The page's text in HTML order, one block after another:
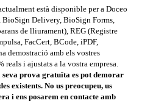
està disponible per a Doceo
Delivery, BioSign Forms,
de lliurament), REG (Registre
FacCert, BCode, iPDF,
demostració amb els vostres
reals i ajustats a la vostra empresa.
seva prova gratuïta es pot demorar
existents. No us preocupeu, us
i ens posarem en contacte amb